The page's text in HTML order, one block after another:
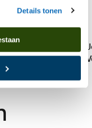
Details tonen